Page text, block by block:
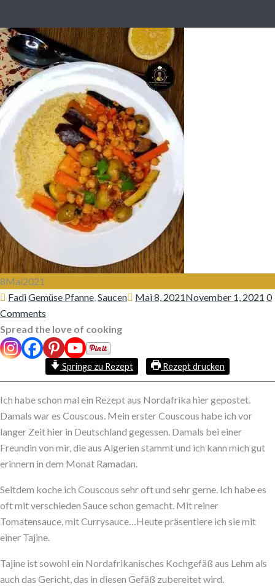
8Mai2021
Author
FadiCategories
Gemüse Pfanne,Saucen
Posted
Mai 8, 2021November 1, 2021 0
Comments
Spread the love of cooking
Springe zu Rezept Rezept drucken
Ich habe schon mal ein Rezept aus Nordafrika hier gepostet.
Damals war es Couscous. Mein erster Couscous habe ich vor
langer Zeit hier in Deutschland gegessen. Damals bei einer
Freundin von mir, die aus Algerien stammt und ich kann mich gut
erinnern in dem Monat Ramadan.
Seitdem koche ich Couscous sehr oft und sehr gerne. Ich habe es
oft mit verschieden Sauce schon gemacht. Mit reiner
Tomatensauce, mit Currysauce…Heute präsentiere ich sie mit
einer Tajine.
Tajine ist sowohl ein Nordafrikanisches Kochgefäß aus Lehm als
auch das Gericht, das in diesen Gefäß zubereitet wird.